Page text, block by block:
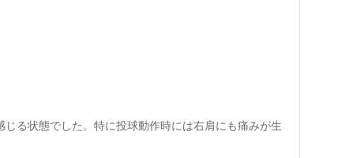
る状態でした。特に投球動作時には右肩にも痛みが生